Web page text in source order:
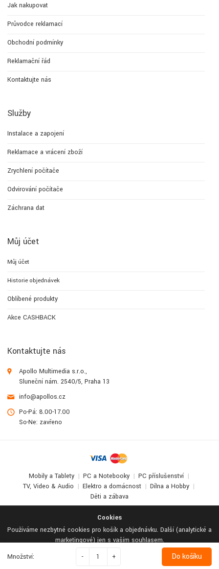
Cookies
Používáme nezbytné cookies pro košík a objednávku. Další (analytické a
marketingové) jen s vaším souhlasem.
Odmítnout vše Podrobné nastavení Přijmout vše
Množství: - + Do košíku
Jak nakupovat
Průvodce reklamací
Obchodní podmínky
Reklamační řád
Kontaktujte nás
Služby
Instalace a zapojení
Reklamace a vrácení zboží
Zrychlení počítače
Odvirování počítače
Záchrana dat
Můj účet
Můj účet
Historie objednávek
Oblíbené produkty
Akce CASHBACK
Kontaktujte nás
Apollo Multimedia s.r.o.,
Sluneční nám. 2540/5, Praha 13
info@apollos.cz
Po-Pá: 8.00-17.00
So-Ne: zavřeno
Mobily a Tablety PC a Notebooky
PC příslušenství
TV, Video & Audio
Elektro a domácnost
Dílna a Hobby
Děti a zábava